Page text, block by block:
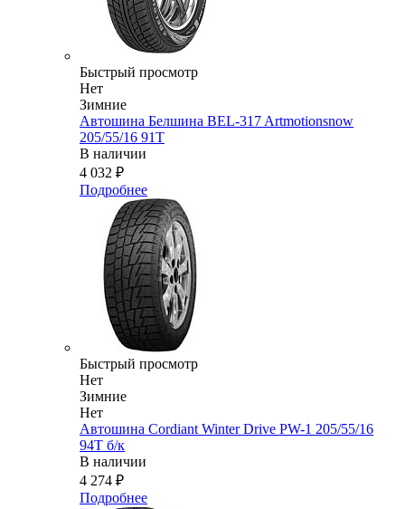
Быстрый просмотр
Нет
Зимние
Автошина Белшина BEL-317 Artmotionsnow
205/55/16 91T
В наличии
4 032 ₽
Подробнее
Быстрый просмотр
Нет
Зимние
Нет
Автошина Cordiant Winter Drive PW-1 205/55/16
94T б/к
В наличии
4 274 ₽
Подробнее